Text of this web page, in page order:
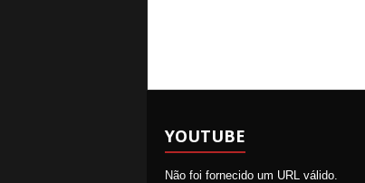
YOUTUBE
Não foi fornecido um URL válido.